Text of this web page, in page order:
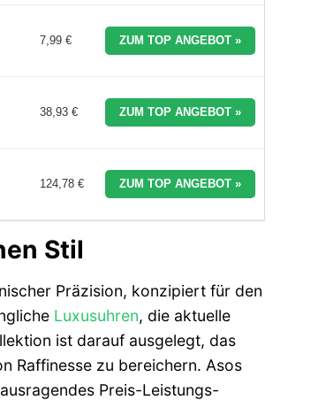
7,99 € ZUM TOP ANGEBOT »
38,93 € ZUM TOP ANGEBOT »
124,78 € ZUM TOP ANGEBOT »
Stil
Präzision, konzipiert für den
Luxusuhren, die aktuelle
ist darauf ausgelegt, das
Raffinesse zu bereichern. Asos
Preis-Leistungs-